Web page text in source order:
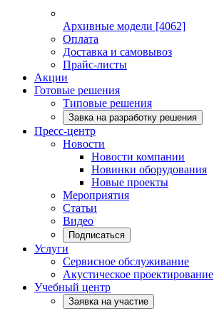
Архивные модели [4062]
Оплата
Доставка и самовывоз
Прайс-листы
Акции
Готовые решения
Типовые решения
Завка на разработку решения
Пресс-центр
Новости
Новости компании
Новинки оборудования
Новые проекты
Мероприятия
Статьи
Видео
Подписаться
Услуги
Сервисное обслуживание
Акустическое проектирование
Учебный центр
Заявка на участие